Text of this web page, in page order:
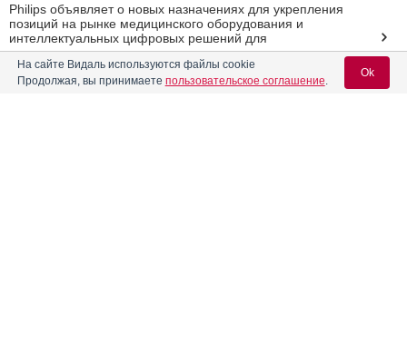
Philips объявляет о новых назначениях для укрепления
позиций на рынке медицинского оборудования и
интеллектуальных цифровых решений для
здравоохранения
Что беременным нужно знать о тромбозах?
На сайте Видаль используются файлы cookie
Продолжая, вы принимаете пользовательское соглашение.
Ok